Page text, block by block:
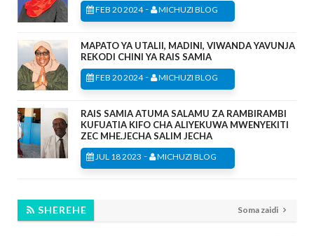
FEB 20 2024- MICHUZI BLOG
MAPATO YA UTALII, MADINI, VIWANDA YAVUNJA
REKODI CHINI YA RAIS SAMIA
FEB 20 2024- MICHUZI BLOG
RAIS SAMIA ATUMA SALAMU ZA RAMBIRAMBI
KUFUATIA KIFO CHA ALIYEKUWA MWENYEKITI
ZEC MHE.JECHA SALIM JECHA
JUL 18 2023 - MICHUZI BLOG
SHEREHE Soma zaidi